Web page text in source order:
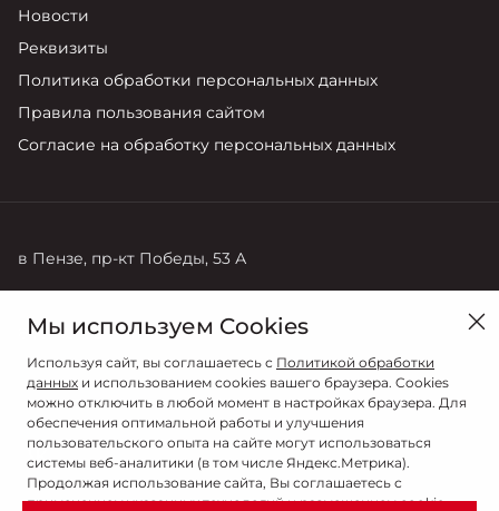
Новости
Реквизиты
Политика обработки персональных данных
Правила пользования сайтом
Согласие на обработку персональных данных
в Пензе, пр-кт Победы, 53 А
8 (8412) 92-91-11
Мы используем Cookies
Используя сайт, вы соглашаетесь с Политикой обработки
данных и использованием cookies вашего браузера. Cookies
можно отключить в любой момент в настройках браузера. Для
обеспечения оптимальной работы и улучшения
пользовательского опыта на сайте могут использоваться
системы веб-аналитики (в том числе Яндекс.Метрика).
Продолжая использование сайта, Вы соглашаетесь с
применением указанных технологий и размещением cookie-